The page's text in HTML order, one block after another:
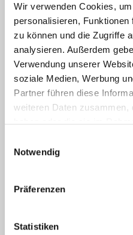
Wir verwenden Cookies,
personalisieren,
zu können und die Zugriffe
analysieren. Außerdem
Verwendung unserer
soziale Medien, Werbung
Partner führen diese
weiteren Daten zusammen,
haben oder die sie im
Notwendig
Präferenzen
Statistiken
chronischen Wunde
haben wir durch den
zwischen der Gefäß-
Endovaskularchirurgie
Dermatologie des
Wissen und die
Fachgebieten
unmittelbar bei der
lange Wartezeiten zu
interdisziplinären
Patienten